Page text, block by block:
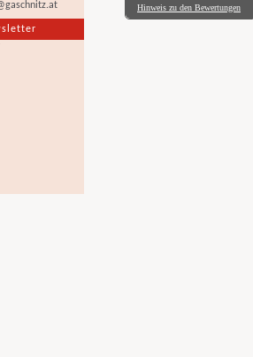
gestochen scharf, farbintensiv und
auch bei genauerem Hinsehen sehr
Hinweis zu den Bewertungen